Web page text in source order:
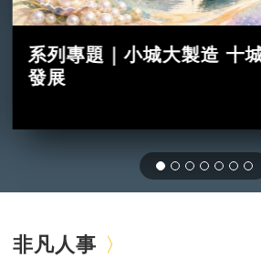
系列專題｜小城大製造 十
發展
非凡人事